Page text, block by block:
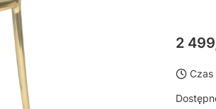
Cena
2
Czas